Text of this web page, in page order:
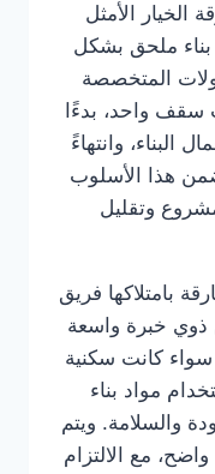
الخيار الأمثل
ملحق بشكل
المتخصصة
سقف واحد، بدءًا
البناء، وانتهاءً
هذا الأسلوب
وتقليل
بامتلاكها فريق
خبرة واسعة
سواء كانت سكنية
مواد بناء
والسلامة. ويتم
مع الالتزام